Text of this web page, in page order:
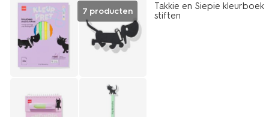
7 producten
Takkie en Siepie kleurboek
stiften